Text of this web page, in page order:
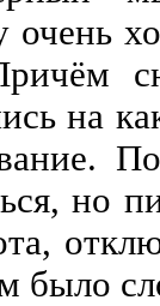
очень
на
но
было